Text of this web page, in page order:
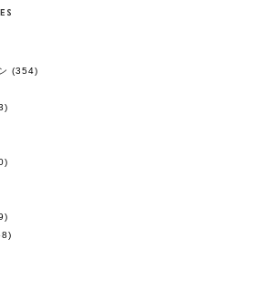
(354)